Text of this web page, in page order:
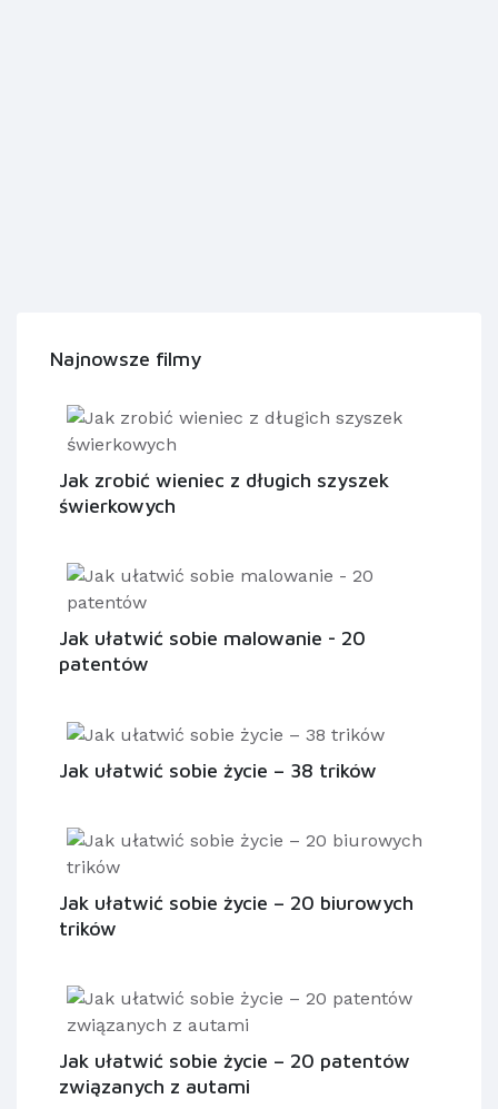
Najnowsze filmy
Jak zrobić wieniec z długich szyszek
świerkowych
Jak ułatwić sobie malowanie - 20
patentów
Jak ułatwić sobie życie – 38 trików
Jak ułatwić sobie życie – 20 biurowych
trików
Jak ułatwić sobie życie – 20 patentów
związanych z autami